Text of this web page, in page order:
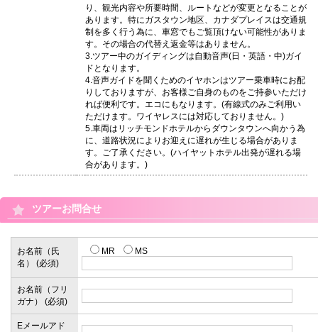
り、観光内容や所要時間、ルートなどが変更となることが
あります。特にガスタウン地区、カナダプレイスは交通規
制を多く行う為に、車窓でもご覧頂けない可能性がありま
す。その場合の代替え返金等はありません。
3.ツアー中のガイディングは自動音声(日・英語・中)ガイ
ドとなります。
4.音声ガイドを聞くためのイヤホンはツアー乗車時にお配
りしておりますが、お客様ご自身のものをご持参いただけ
れば便利です。エコにもなります。(有線式のみご利用い
ただけます。ワイヤレスには対応しておりません。)
5.車両はリッチモンドホテルからダウンタウンへ向かう為
に、道路状況によりお迎えに遅れが生じる場合がありま
す。ご了承ください。(ハイヤットホテル出発が遅れる場
合があります。)
ツアーお問合せ
お名前（氏
名） (必須)
MR MS
お名前（フリ
ガナ） (必須)
Eメールアド